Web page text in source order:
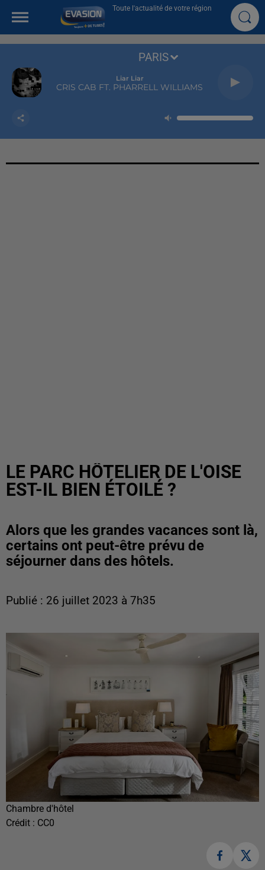
Toute l'actualité de votre région
Liar Liar
CRIS CAB FT. PHARRELL WILLIAMS
PARIS
LE PARC HÔTELIER DE L'OISE
EST-IL BIEN ÉTOILÉ ?
Alors que les grandes vacances sont là,
certains ont peut-être prévu de
séjourner dans des hôtels.
Publié : 26 juillet 2023 à 7h35
Chambre d'hôtel
Crédit : CC0